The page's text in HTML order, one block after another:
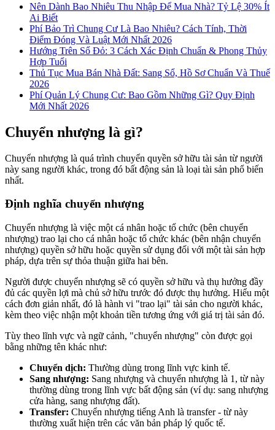
Nên Dành Bao Nhiêu Thu Nhập Để Mua Nhà? Tỷ Lệ 30% Ít
Ai Biết
Phí Bảo Trì Chung Cư Là Bao Nhiêu? Cách Tính, Thời
Điểm Đóng Và Luật Mới Nhất 2026
Hướng Trên Sổ Đỏ: 3 Cách Xác Định Chuẩn & Phong Thủy
Hợp Tuổi
Thủ Tục Mua Bán Nhà Đất: Sang Sổ, Hồ Sơ Chuẩn Và Thuế
2026
Phí Quản Lý Chung Cư: Bao Gồm Những Gì? Quy Định
Mới Nhất 2026
Chuyển nhượng là gì?
Chuyển nhượng là quá trình chuyển quyền sở hữu tài sản từ người
này sang người khác, trong đó bất động sản là loại tài sản phổ biến
nhất.
Định nghĩa chuyển nhượng
Chuyển nhượng là việc một cá nhân hoặc tổ chức (bên chuyển
nhượng) trao lại cho cá nhân hoặc tổ chức khác (bên nhận chuyển
nhượng) quyền sở hữu hoặc quyền sử dụng đối với một tài sản hợp
pháp, dựa trên sự thỏa thuận giữa hai bên.
Người được chuyển nhượng sẽ có quyền sở hữu và thụ hưởng đầy
đủ các quyền lợi mà chủ sở hữu trước đó được thụ hưởng. Hiểu một
cách đơn giản nhất, đó là hành vi "trao lại" tài sản cho người khác,
kèm theo việc nhận một khoản tiền tương ứng với giá trị tài sản đó.
Tùy theo lĩnh vực và ngữ cảnh, "chuyển nhượng" còn được gọi
bằng những tên khác như:
Chuyển dịch: Thường dùng trong lĩnh vực kinh tế.
Sang nhượng: Sang nhượng và chuyển nhượng là 1, từ này
thường dùng trong lĩnh vực bất động sản (ví dụ: sang nhượng
cửa hàng, sang nhượng đất).
Transfer: Chuyển nhượng tiếng Anh là transfer - từ này
thường xuất hiện trên các văn bản pháp lý quốc tế.